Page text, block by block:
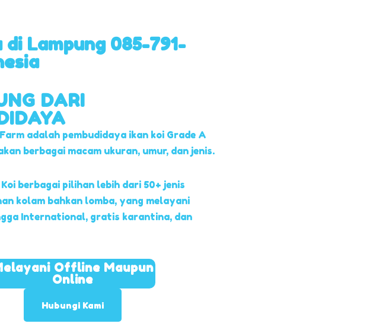
Lampung 085-791-
DARI
adalah pembudidaya ikan koi Grade A
berbagai macam ukuran, umur, dan jenis.
berbagai pilihan lebih dari 50+ jenis
kolam bahkan lomba, yang melayani
International, gratis karantina, dan
Offline Maupun
Online
Hubungi Kami